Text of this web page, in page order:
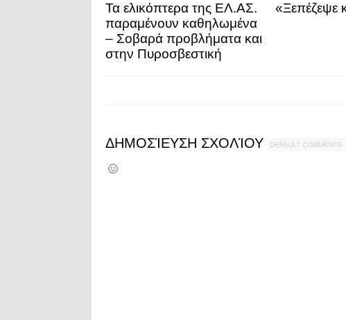
Τα ελικόπτερα της ΕΛ.ΑΣ.
παραμένουν καθηλωμένα
– Σοβαρά προβλήματα και
στην Πυροσβεστική
ΔΗΜΟΣΊΕΥΣΗ ΣΧΟΛΊΟΥ DEFAULT COMMENTS